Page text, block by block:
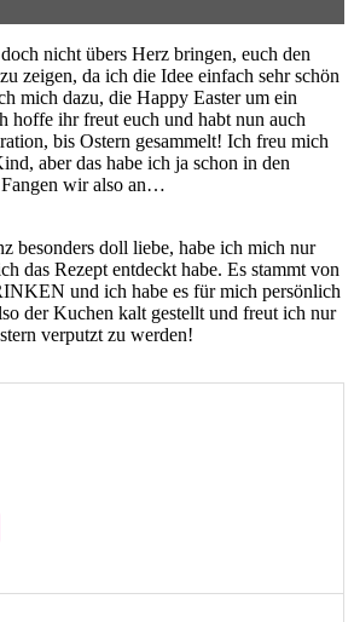
nicht übers Herz bringen, euch den
zeigen, da ich die Idee einfach sehr schön
mich dazu, die Happy Easter um ein
hoffe ihr freut euch und habt nun auch
bis Ostern gesammelt! Ich freu mich
aber das habe ich ja schon in den
wir also an…
besonders doll liebe, habe ich mich nur
das Rezept entdeckt habe. Es stammt von
und ich habe es für mich persönlich
der Kuchen kalt gestellt und freut ich nur
verputzt zu werden!